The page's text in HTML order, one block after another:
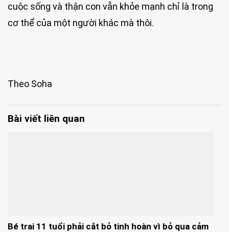
cuộc sống và thận con vẫn khỏe mạnh chỉ là trong
cơ thể của một người khác mà thôi.
Theo Soha
Bài viết liên quan
Bé trai 11 tuổi phải cắt bỏ tinh hoàn vì bỏ qua cảm